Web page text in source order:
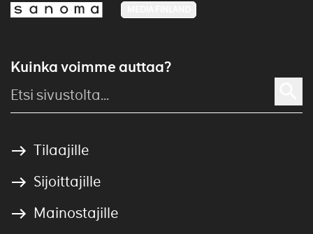
Kuinka voimme auttaa?
Tilaajille
Sijoittajille
Mainostajille